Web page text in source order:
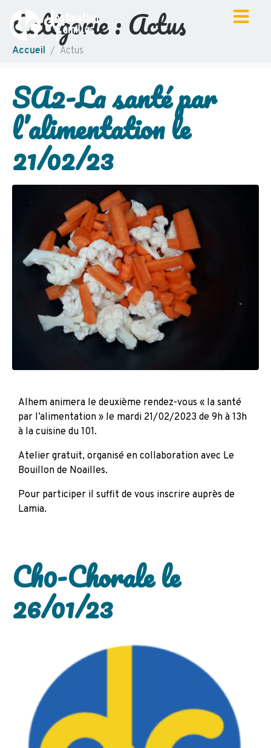
Catégorie : Actus
Accueil Actus
SA2-La santé par
l’alimentation le
21/02/23
Alhem animera le deuxième rendez-vous « la santé
par l’alimentation » le mardi 21/02/2023 de 9h à 13h
à la cuisine du 101.
Atelier gratuit, organisé en collaboration avec Le
Bouillon de Noailles.
Pour participer il suffit de vous inscrire auprès de
Lamia.
Ch0-Chorale le
26/01/23